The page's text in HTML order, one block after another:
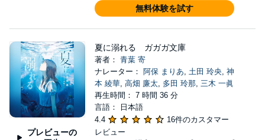
無料体験を試す
プレビューの
夏に溺れる ガガガ文庫
著者： 青葉 寄
ナレーター： 阿保 まりあ, 土田 玲央, 神
本 綾華, 高畑 廉太, 多田 玲那, 三木 一眞
再生時間： 7 時間 36 分
言語： 日本語
4.4
16件のカスタマー
レビュー